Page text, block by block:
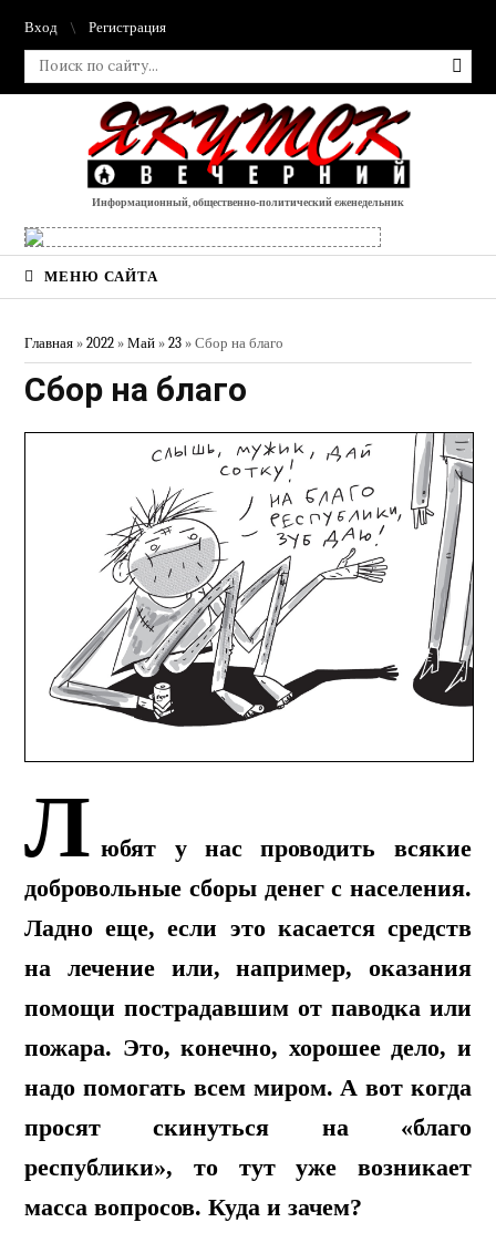
Вход Регистрация
Информационный, общественно-политический еженедельник
МЕНЮ САЙТА
Главная »2022 » Май » 23 » Сбор на благо
Сбор на благо
Л юбят у нас проводить всякие
добровольные сборы денег с населения.
Ладно еще, если это касается средств
на лечение или, например, оказания
помощи пострадавшим от паводка или
пожара. Это, конечно, хорошее дело, и
надо помогать всем миром. А вот когда
просят скинуться на «благо
республики», то тут уже возникает
масса вопросов. Куда и зачем?